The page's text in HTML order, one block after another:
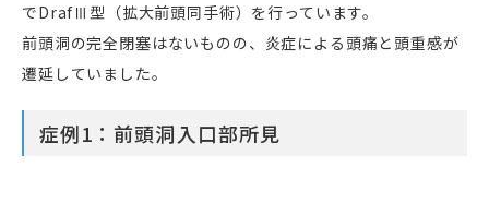
でDrafⅢ型（拡大前頭同手術）を行っています。
前頭洞の完全閉塞はないものの、炎症による頭痛と頭重感が
遷延していました。
症例1：前頭洞入口部所見